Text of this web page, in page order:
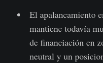
El apalancamiento
mantiene todavía
de financiación en
neutral y un